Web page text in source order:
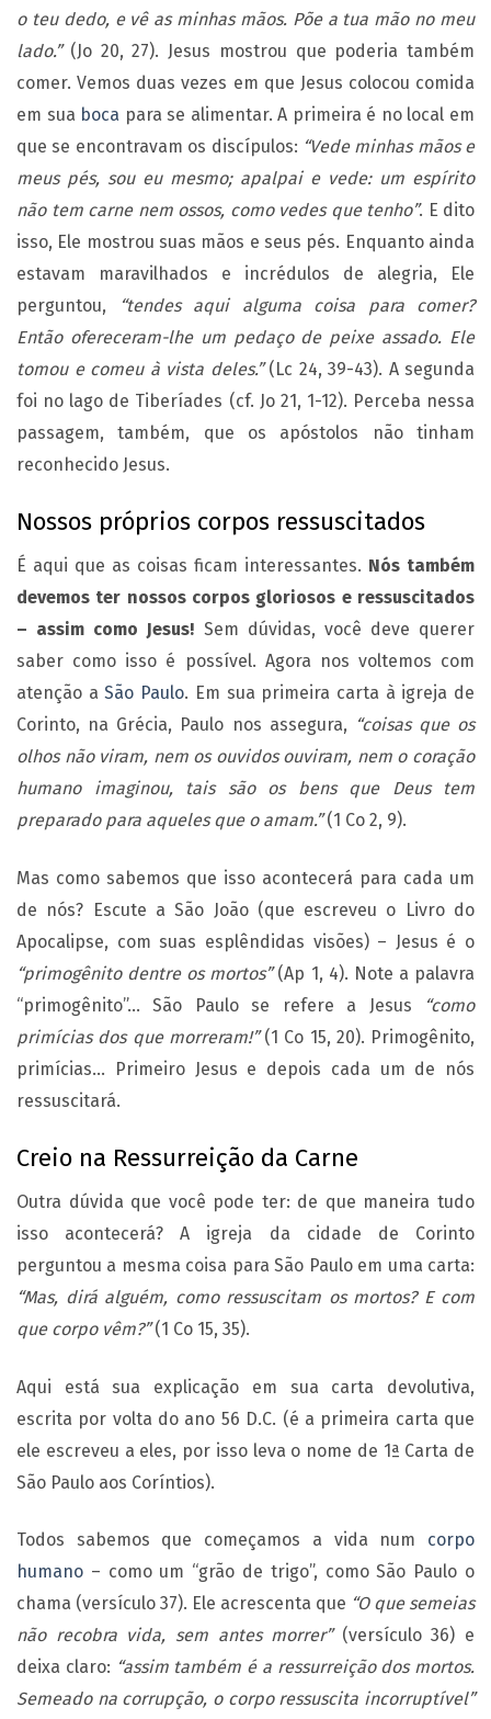
o teu dedo, e vê as minhas mãos. Põe a tua mão no meu
lado.” (Jo 20, 27). Jesus mostrou que poderia também
comer. Vemos duas vezes em que Jesus colocou comida
em sua boca para se alimentar. A primeira é no local em
que se encontravam os discípulos: “Vede minhas mãos e
meus pés, sou eu mesmo; apalpai e vede: um espírito
não tem carne nem ossos, como vedes que tenho”. E dito
isso, Ele mostrou suas mãos e seus pés. Enquanto ainda
estavam maravilhados e incrédulos de alegria, Ele
perguntou,
“tendes aqui alguma coisa para comer?
Então ofereceram-lhe um pedaço de peixe assado. Ele
tomou e comeu à vista deles.”(Lc 24, 39-43). A segunda
foi no lago de Tiberíades (cf. Jo 21, 1-12). Perceba nessa
passagem, também, que os apóstolos não tinham
reconhecido Jesus.
Nossos próprios corpos ressuscitados
É aqui que as coisas ficam interessantes. Nós também
devemos ter nossos corpos gloriosos e ressuscitados
– assim como Jesus! Sem dúvidas, você deve querer
saber como isso é possível. Agora nos voltemos com
atenção aSão Paulo. Em sua primeira carta à igreja de
Corinto, na Grécia, Paulo nos assegura, “coisas que os
olhos não viram, nem os ouvidos ouviram, nem o coração
humano imaginou, tais são os bens que Deus tem
preparado para aqueles que o amam.”(1 Co 2, 9).
Mas como sabemos que isso acontecerá para cada um
de nós? Escute a São João (que escreveu o Livro do
Apocalipse, com suas esplêndidas visões) – Jesus é o
“primogênito dentre os mortos”(Ap 1, 4). Note a palavra
“primogênito”… São Paulo se refere a Jesus
“como
primícias dos que morreram!”(1 Co 15, 20). Primogênito,
primícias… Primeiro Jesus e depois cada um de nós
ressuscitará.
Creio na Ressurreição da Carne
Outra dúvida que você pode ter: de que maneira tudo
isso acontecerá? A igreja da cidade de Corinto
perguntou a mesma coisa para São Paulo em uma carta:
“Mas, dirá alguém, como ressuscitam os mortos? E com
que corpo vêm?”(1 Co 15, 35).
Aqui está sua explicação em sua carta devolutiva,
escrita por volta do ano 56 D.C. (é a primeira carta que
ele escreveu a eles, por isso leva o nome de 1ª Carta de
São Paulo aos Coríntios).
Todos sabemos que começamos a vida num corpo
humano – como um “grão de trigo”, como São Paulo o
chama (versículo 37). Ele acrescenta que “O que semeias
não recobra vida, sem antes morrer” (versículo 36) e
deixa claro: “assim também é a ressurreição dos mortos.
Semeado na corrupção, o corpo ressuscita incorruptível”